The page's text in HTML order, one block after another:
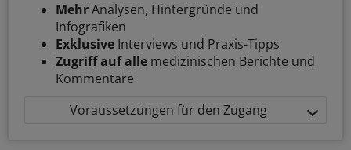
MehrAnalysen, Hintergründe und
Infografiken
Exklusive Interviews und Praxis-Tipps
Zugriff auf alle medizinischen Berichte und
Kommentare
Voraussetzungen für den Zugang